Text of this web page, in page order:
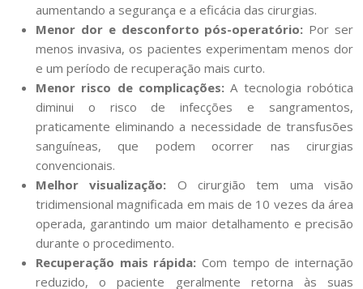
aumentando a segurança e a eficácia das cirurgias.
Menor dor e desconforto pós-operatório: Por ser
menos invasiva, os pacientes experimentam menos dor
e um período de recuperação mais curto.
Menor risco de complicações: A tecnologia robótica
diminui o risco de infecções e sangramentos,
praticamente eliminando a necessidade de transfusões
sanguíneas, que podem ocorrer nas cirurgias
convencionais.
Melhor visualização: O cirurgião tem uma visão
tridimensional magnificada em mais de 10 vezes da área
operada, garantindo um maior detalhamento e precisão
durante o procedimento.
Recuperação mais rápida: Com tempo de internação
reduzido, o paciente geralmente retorna às suas